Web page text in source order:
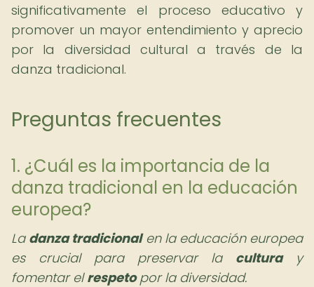
significativamente el proceso educativo y
promover un mayor entendimiento y aprecio
por la diversidad cultural a través de la
danza tradicional.
Preguntas frecuentes
1. ¿Cuál es la importancia de la
danza tradicional en la educación
europea?
La danza tradicionalen la educación europea
es crucial para preservar la culturay
fomentar elrespetopor la diversidad.